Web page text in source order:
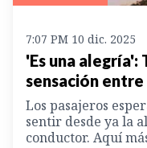
7:07 PM 10 dic. 2025
'Es una alegría':
sensación
Los pasajeros
sentir desde ya la
conductor. Aquí